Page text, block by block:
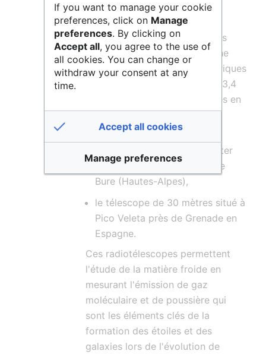
développement et met à
disposition de la communauté
scientifique deux observatoires
astronomiques dans le domaine
des longueurs d’onde millimétriques
et submillimétriques (de 0,8 à 3,4
mm, soit 70 à 350 GHz) utilisés en
astrophysique moderne :
l’interféromètre NOEMA
(NOrthern Extended Millimeter
Array) situé sur le Plateau de
Bure (Hautes-Alpes),
le télescope de 30 mètres situé à
Pico Veleta près de Grenade en
Espagne.
Ces radiotélescopes permettent
l'étude de la matière froide en
mesurant l'émission de gaz
moléculaire et de poussière qui
sont les éléments clés de la
formation des étoiles et des
galaxies lors de l'évolution de
If you want to manage your cookie
preferences, click on Manage
preferences. By clicking on
Accept all, you agree to the use of
all cookies. You can change or
withdraw your consent at any
time.
Accept all cookies
Manage preferences